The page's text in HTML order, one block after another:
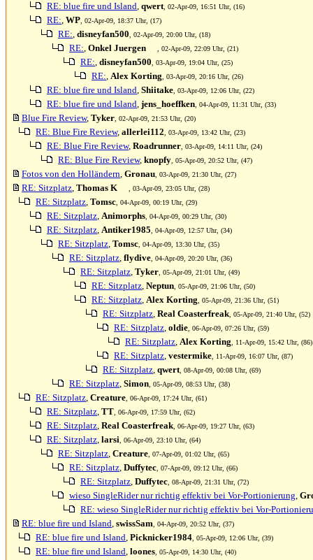
RE: blue fire und Island, qwert , 02-Apr-09, 16:51 Uhr, (16)
RE:, WP , 02-Apr-09, 18:37 Uhr, (17)
RE:, disneyfan500 , 02-Apr-09, 20:00 Uhr, (18)
RE:, Onkel Juergen , 02-Apr-09, 22:09 Uhr, (21)
RE:, disneyfan500 , 03-Apr-09, 19:04 Uhr, (25)
RE:, Alex Korting , 03-Apr-09, 20:16 Uhr, (26)
RE: blue fire und Island, Shiitake , 03-Apr-09, 12:06 Uhr, (22)
RE: blue fire und Island, jens_hoeffken , 04-Apr-09, 11:31 Uhr, (33)
Blue Fire Review, Tyker , 02-Apr-09, 21:53 Uhr, (20)
RE: Blue Fire Review, allerlei112 , 03-Apr-09, 13:42 Uhr, (23)
RE: Blue Fire Review, Roadrunner , 03-Apr-09, 14:11 Uhr, (24)
RE: Blue Fire Review, knopfy , 05-Apr-09, 20:52 Uhr, (47)
Fotos von den Holländern, Gronau , 03-Apr-09, 21:30 Uhr, (27)
RE: Sitzplatz, Thomas K , 03-Apr-09, 23:05 Uhr, (28)
RE: Sitzplatz, Tomsc , 04-Apr-09, 00:19 Uhr, (29)
RE: Sitzplatz, Animorphs , 04-Apr-09, 00:29 Uhr, (30)
RE: Sitzplatz, Antiker1985 , 04-Apr-09, 12:57 Uhr, (34)
RE: Sitzplatz, Tomsc , 04-Apr-09, 13:30 Uhr, (35)
RE: Sitzplatz, flydive , 04-Apr-09, 20:20 Uhr, (36)
RE: Sitzplatz, Tyker , 05-Apr-09, 21:01 Uhr, (49)
RE: Sitzplatz, Neptun , 05-Apr-09, 21:06 Uhr, (50)
RE: Sitzplatz, Alex Korting , 05-Apr-09, 21:36 Uhr, (51)
RE: Sitzplatz, Real Coasterfreak , 05-Apr-09, 21:40 Uhr, (52)
RE: Sitzplatz, oldie , 06-Apr-09, 07:26 Uhr, (59)
RE: Sitzplatz, Alex Korting , 11-Apr-09, 15:42 Uhr, (86)
RE: Sitzplatz, vestermike , 11-Apr-09, 16:07 Uhr, (87)
RE: Sitzplatz, qwert , 08-Apr-09, 00:08 Uhr, (69)
RE: Sitzplatz, Simon , 05-Apr-09, 08:53 Uhr, (38)
RE: Sitzplatz, Creature , 06-Apr-09, 17:24 Uhr, (61)
RE: Sitzplatz, TT , 06-Apr-09, 17:59 Uhr, (62)
RE: Sitzplatz, Real Coasterfreak , 06-Apr-09, 19:27 Uhr, (63)
RE: Sitzplatz, larsi , 06-Apr-09, 23:10 Uhr, (64)
RE: Sitzplatz, Creature , 07-Apr-09, 01:02 Uhr, (65)
RE: Sitzplatz, Duffytec , 07-Apr-09, 09:12 Uhr, (66)
RE: Sitzplatz, Duffytec , 08-Apr-09, 21:31 Uhr, (72)
wieso SingleRider nur richtig effektiv bei Vor-Portionierung,
RE: wieso SingleRider nur richtig effektiv bei Vor-
RE: blue fire und Island, swissSam , 04-Apr-09, 20:52 Uhr, (37)
RE: blue fire und Island, Picknicker1984 , 05-Apr-09, 12:06 Uhr, (39)
RE: blue fire und Island, loones , 05-Apr-09, 14:30 Uhr, (40)